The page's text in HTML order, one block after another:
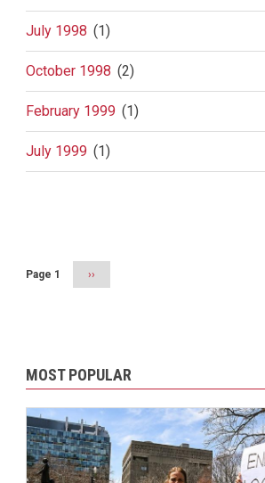
July 1998 (1)
October 1998 (2)
February 1999 (1)
July 1999 (1)
Page 1
Next
page
››
MOST POPULAR